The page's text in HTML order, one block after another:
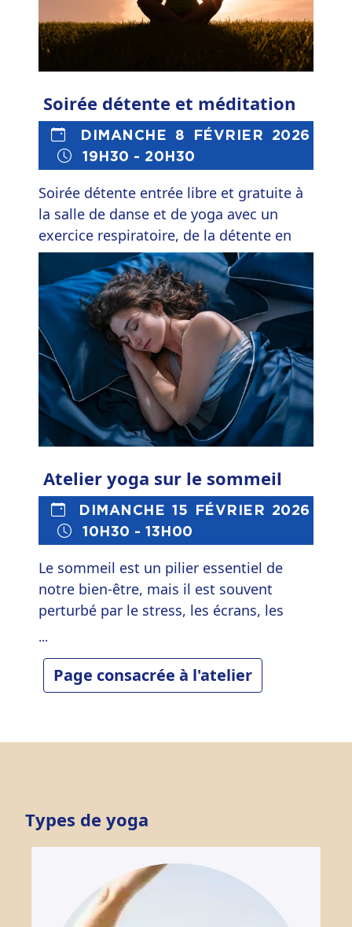
Soirée détente et méditation
DIMANCHE 8 FÉVRIER 2026
19H30 - 20H30
Soirée détente entrée libre et gratuite à
la salle de danse et de yoga avec un
exercice respiratoire, de la détente en
position allongée, de la méditation, ainsi
qu'une séance de détente musicale.
Atelier yoga sur le sommeil
DIMANCHE 15 FÉVRIER 2026
10H30 - 13H00
Le sommeil est un pilier essentiel de
notre bien-être, mais il est souvent
perturbé par le stress, les écrans, les
atelier vous propose un temps de pause
pour explorer des outils concrets et
retrouver un sommeil plus paisible et
...
Page consacrée à l'atelier
Types de yoga